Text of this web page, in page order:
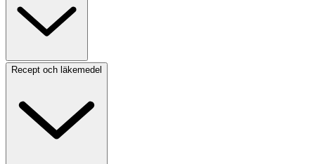
Recept och läkemedel